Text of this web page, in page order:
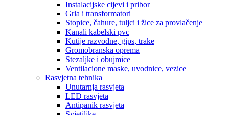
Instalacijske cijevi i pribor
Grla i transformatori
Stopice, čahure, tuljci i žice za provlačenje
Kanali kabelski pvc
Kutije razvodne, gips, trake
Gromobranska oprema
Stezaljke i obujmice
Ventilacione maske, uvodnice, vezice
Rasvjetna tehnika
Unutarnja rasvjeta
LED rasvjeta
Antipanik rasvjeta